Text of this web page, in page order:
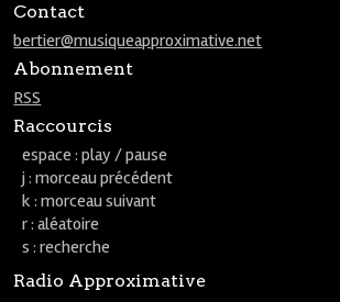
Contact
bertier@musiqueapproximative.net
Abonnement
RSS
Raccourcis
espace : play / pause
j : morceau précédent
k : morceau suivant
r : aléatoire
s : recherche
Radio Approximative